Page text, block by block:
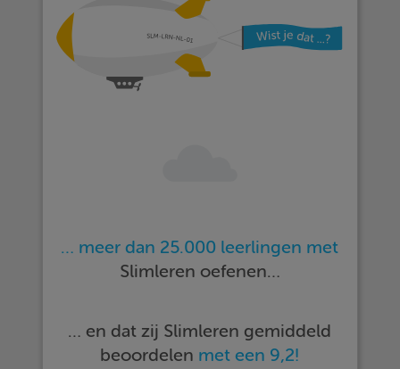
… meer dan 25.000 leerlingen met
Slimleren oefenen…
… en dat zij Slimleren gemiddeld
beoordelen met een 9,2!